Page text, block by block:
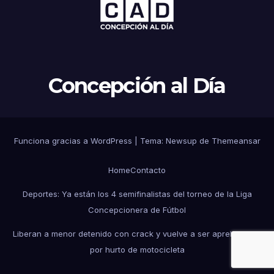
Concepción al Día
Funciona gracias a WordPress Tema: Newsup de Themeansar
HomeContacto
Deportes: Ya están los 4 semifinalistas del torneo de la Liga
Concepcionera de Fútbol
Liberan a menor detenido con crack y vuelve a ser aprehendido
por hurto de motocicleta